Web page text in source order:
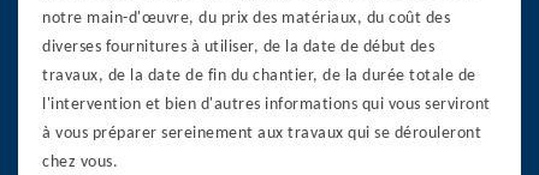
notre main-d'œuvre, du prix des matériaux, du coût des
diverses fournitures à utiliser, de la date de début des
travaux, de la date de fin du chantier, de la durée totale de
l'intervention et bien d'autres informations qui vous serviront
à vous préparer sereinement aux travaux qui se dérouleront
chez vous.